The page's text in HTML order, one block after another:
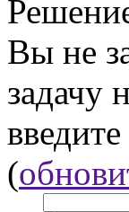
Вы не
задачу
(